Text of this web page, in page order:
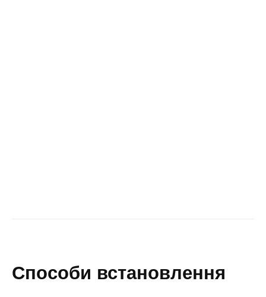
способи встановлення